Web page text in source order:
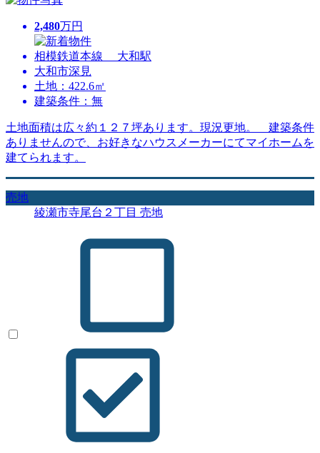
2,480万円
相模鉄道本線 大和駅
大和市深見
土地：422.6㎡
建築条件：無
土地面積は広々約１２７坪あります。現況更地。 建築条件
ありませんので、お好きなハウスメーカーにてマイホームを
建てられます。
売地
綾瀬市寺尾台２丁目 売地